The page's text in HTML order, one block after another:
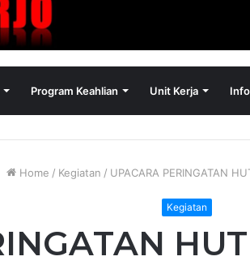
Program Keahlian Unit Kerja
Home / Kegiatan / UPACARA PERINGATAN
Kegiatan